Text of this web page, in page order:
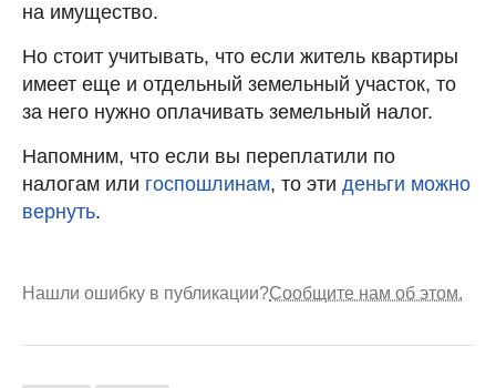
на имущество.
Но стоит учитывать, что если житель квартиры
имеет еще и отдельный земельный участок, то
за него нужно оплачивать земельный налог.
Напомним, что если вы переплатили по
налогам или госпошлинам, то эти деньги можно
вернуть.
Нашли ошибку в публикации?Сообщите нам об этом.